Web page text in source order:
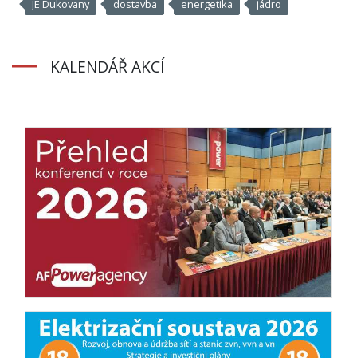
JE Dukovany dostavba energetika jádro
KALENDÁŘ AKCÍ